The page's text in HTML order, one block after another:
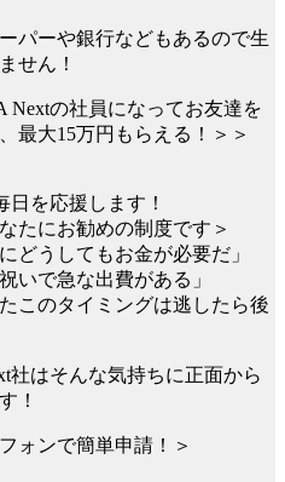
パーや銀行などもあるので生
せん！
Nextの社員になってお友達を
最大15万円もらえる！＞＞
日を応援します！
たにお勧めの制度です＞
どうしてもお金が必要だ」
いで急な出費がある」
たこのタイミングは逃したら後
社はそんな気持ちに正面から
！
ォンで簡単申請！＞